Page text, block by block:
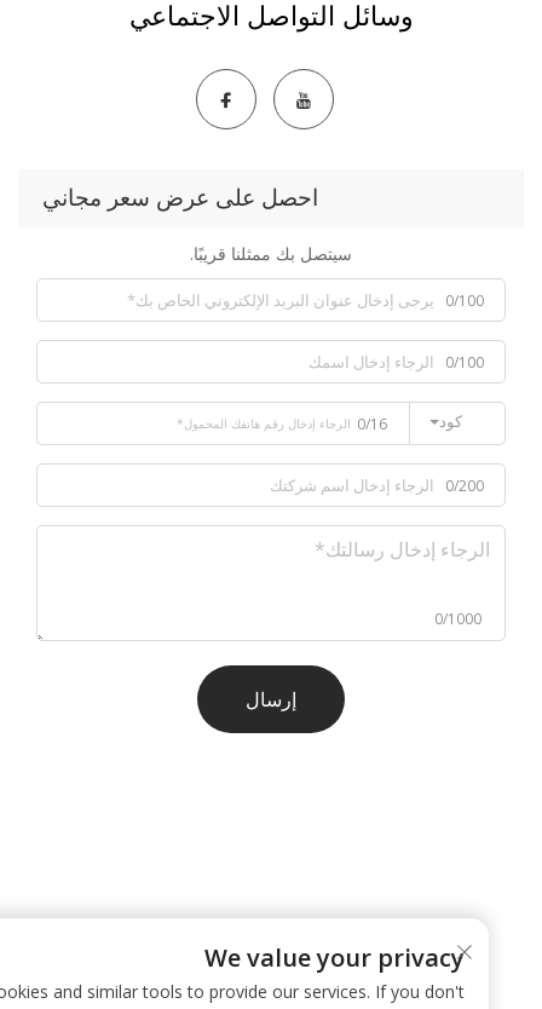
وسائل التواصل الاجتماعي
احصل على عرض سعر مجاني
سيتصل بك ممثلنا قريبًا.
0/16
إرسال
We value your privacy
use cookies and similar tools to provide our services. If you don't